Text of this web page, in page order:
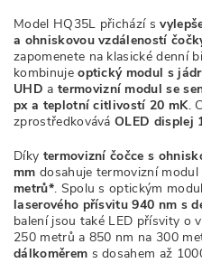
Model HQ35L přichází s
a ohniskovou vzdáleností
zapomenete na klasické denní
kombinuje optický modul s
UHD a termovizní modul se
px a teplotní citlivostí 20 mK.
zprostředkovává OLED displej
Díky termovizní čočce s
mm dosahuje termovizní modul
metrů*. Spolu s optickým
laserového přísvitu 940 nm s
balení jsou také LED přísvity o
250 metrů a 850 nm na 300
dálkoměrem s dosahem až